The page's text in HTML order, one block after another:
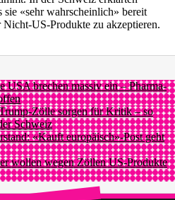
sie «sehr wahrscheinlich» bereit
US-Produkte zu akzeptieren.
USA brechen massiv ein – Pharma-
Zölle sorgen für Kritik – so
Schweiz
«Kauft europäisch»-Post geht
wollen wegen Zöllen US-Produkte